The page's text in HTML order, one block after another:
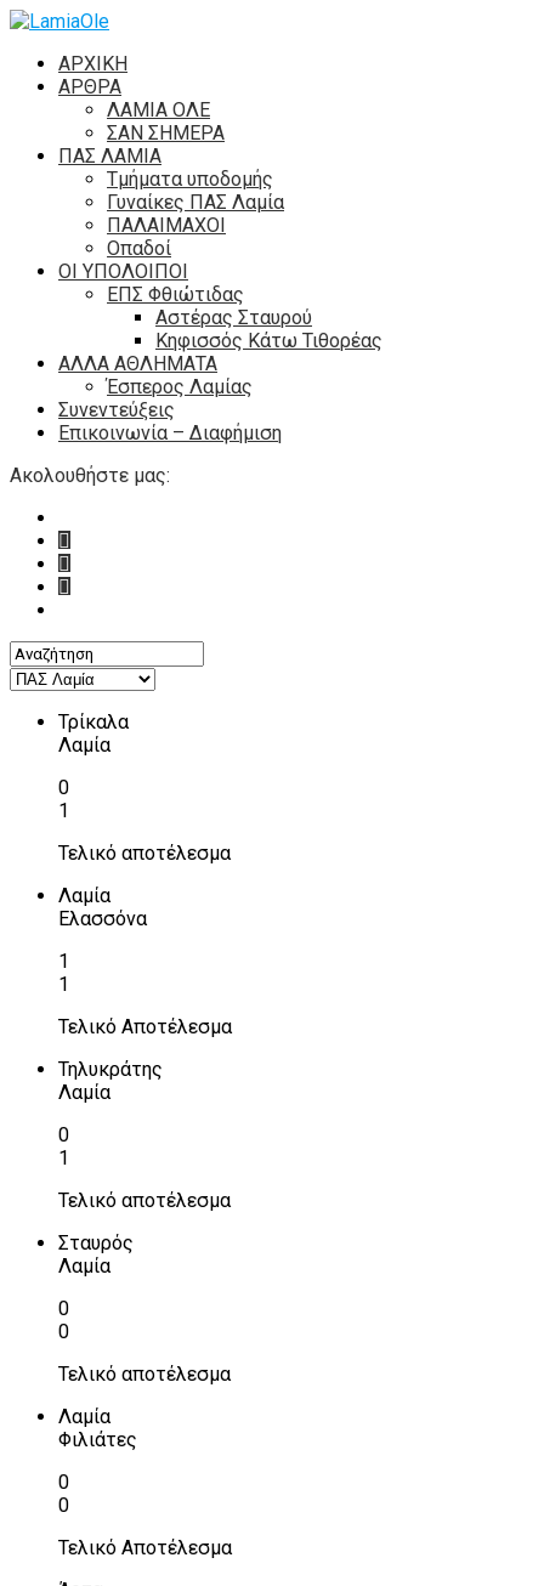
ΑΡΧΙΚΗ
ΑΡΘΡΑ
ΛΑΜΙΑ ΟΛΕ
ΣΑΝ ΣΗΜΕΡΑ
ΠΑΣ ΛΑΜΙΑ
Τμήματα υποδομής
Γυναίκες ΠΑΣ Λαμία
ΠΑΛΑΙΜΑΧΟΙ
Οπαδοί
ΟΙ ΥΠΟΛΟΙΠΟΙ
ΕΠΣ Φθιώτιδας
Αστέρας Σταυρού
Κηφισσός Κάτω Τιθορέας
ΑΛΛΑ ΑΘΛΗΜΑΤΑ
Έσπερος Λαμίας
Συνεντεύξεις
Επικοινωνία – Διαφήμιση
Ακολουθήστε μας:
Τρίκαλα
Λαμία
0
1
Τελικό αποτέλεσμα
Λαμία
Ελασσόνα
1
1
Τελικό Αποτέλεσμα
Τηλυκράτης
Λαμία
0
1
Τελικό αποτέλεσμα
Σταυρός
Λαμία
0
0
Τελικό αποτέλεσμα
Λαμία
Φιλιάτες
0
0
Τελικό Αποτέλεσμα